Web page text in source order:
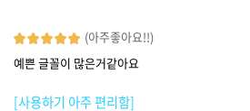
(아주좋아요!!)
예쁜 글꼴이 많은거같아요
[사용하기 아주 편리함]